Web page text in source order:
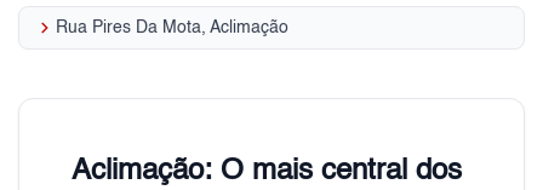
keyboard_arrow_right Rua Pires Da Mota, Aclimação
Aclimação: O mais central dos